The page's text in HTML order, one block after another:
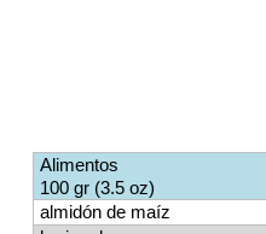
Alimentos
100 gr (3.5 oz)
almidón de maíz